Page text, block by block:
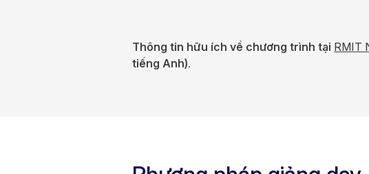
Thông tin hữu ích về chương trình tại RMIT
tiếng Anh).